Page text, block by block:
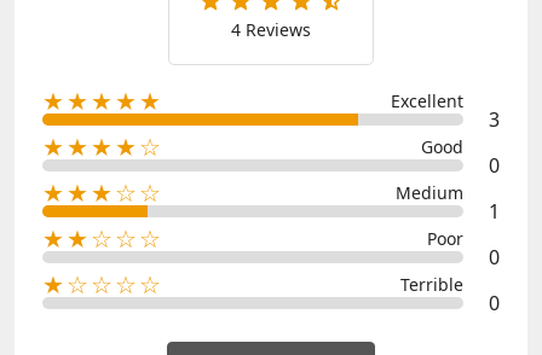
4 Reviews
★★★★★ Excellent
3
★★★★☆
Good
0
★★★☆☆
Medium
1
★★☆☆☆
Poor
0
★☆☆☆☆
Terrible
0